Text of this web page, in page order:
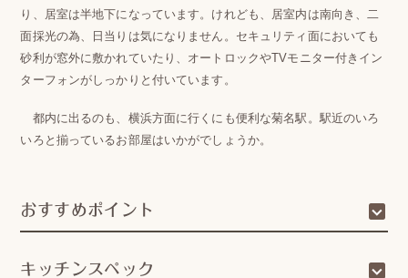
り、居室は半地下になっています。けれども、居室内は南向き、二
面採光の為、日当りは気になりません。セキュリティ面においても
砂利が窓外に敷かれていたり、オートロックやTVモニター付きイン
ターフォンがしっかりと付いています。
都内に出るのも、横浜方面に行くにも便利な菊名駅。駅近のいろ
いろと揃っているお部屋はいかがでしょうか。
おすすめポイント
キッチンスペック